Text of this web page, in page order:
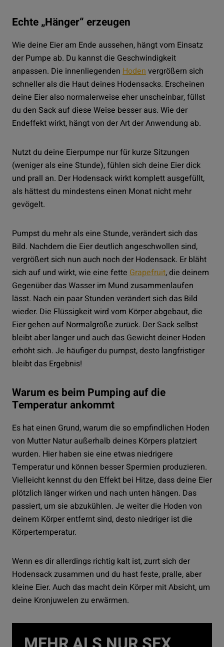
Echte „Hänger“ erzeugen
Wie deine Eier am Ende aussehen, hängt vom Einsatz
der Pumpe ab. Du kannst die Geschwindigkeit
anpassen. Die innenliegenden Hoden vergrößern sich
schneller als die Haut deines Hodensacks. Erscheinen
deine Eier also normalerweise eher unscheinbar, füllst
du den Sack auf diese Weise besser aus. Wie der
Endeffekt wirkt, hängt von der Art der Anwendung ab.
Nutzt du deine Eierpumpe nur für kurze Sitzungen
(weniger als eine Stunde), fühlen sich deine Eier dick
und prall an. Der Hodensack wirkt komplett ausgefüllt,
als hättest du mindestens einen Monat nicht mehr
gevögelt.
Pumpst du mehr als eine Stunde, verändert sich das
Bild. Nachdem die Eier deutlich angeschwollen sind,
vergrößert sich nun auch noch der Hodensack. Er bläht
sich auf und wirkt, wie eine fette Grapefruit, die deinem
Gegenüber das Wasser im Mund zusammenlaufen
lässt. Nach ein paar Stunden verändert sich das Bild
wieder. Die Flüssigkeit wird vom Körper abgebaut, die
Eier gehen auf Normalgröße zurück. Der Sack selbst
bleibt aber länger und auch das Gewicht deiner Hoden
erhöht sich. Je häufiger du pumpst, desto langfristiger
bleibt das Ergebnis!
Warum es beim Pumping auf die
Temperatur ankommt
Es hat einen Grund, warum die so empfindlichen Hoden
von Mutter Natur außerhalb deines Körpers platziert
wurden. Hier haben sie eine etwas niedrigere
Temperatur und können besser Spermien produzieren.
Vielleicht kennst du den Effekt bei Hitze, dass deine Eier
plötzlich länger wirken und nach unten hängen. Das
passiert, um sie abzukühlen. Je weiter die Hoden von
deinem Körper entfernt sind, desto niedriger ist die
Körpertemperatur.
Wenn es dir allerdings richtig kalt ist, zurrt sich der
Hodensack zusammen und du hast feste, pralle, aber
kleine Eier. Auch das macht dein Körper mit Absicht, um
deine Kronjuwelen zu erwärmen.